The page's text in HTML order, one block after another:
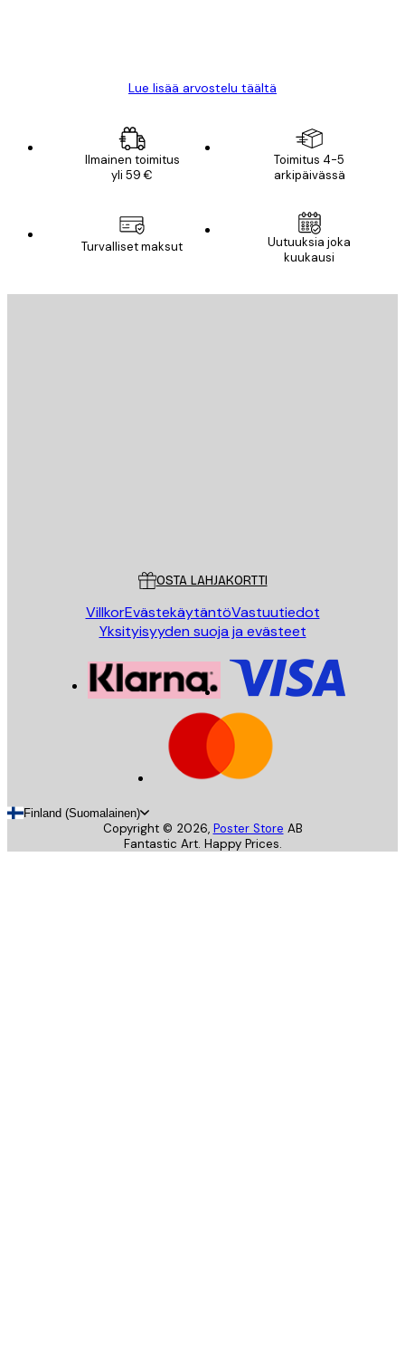
Lue lisää arvostelu täältä
Ilmainen toimitus
yli 59 €
Toimitus 4-5
arkipäivässä
Turvalliset maksut
Uutuuksia joka
kuukausi
OSTA LAHJAKORTTI
VillkorEvästekäytäntöVastuutiedot
Yksityisyyden suoja ja evästeet
Finland (Suomalainen)
Copyright © 2026, Poster Store AB
Fantastic Art. Happy Prices.